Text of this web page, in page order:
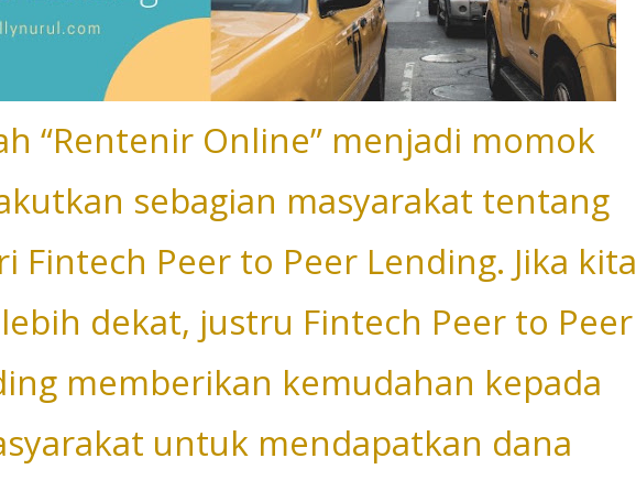
“Rentenir Online” menjadi momok
sebagian masyarakat tentang
Fintech Peer to Peer Lending. Jika kita
dekat, justru Fintech Peer to Peer
memberikan kemudahan kepada
untuk mendapatkan dana